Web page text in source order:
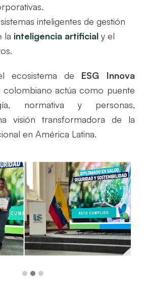
inteligentes de gestión
la inteligencia artificial y el
ecosistema de ESG Innova
colombiano actúa como puente
normativa y personas,
visión transformadora de la
en América Latina.